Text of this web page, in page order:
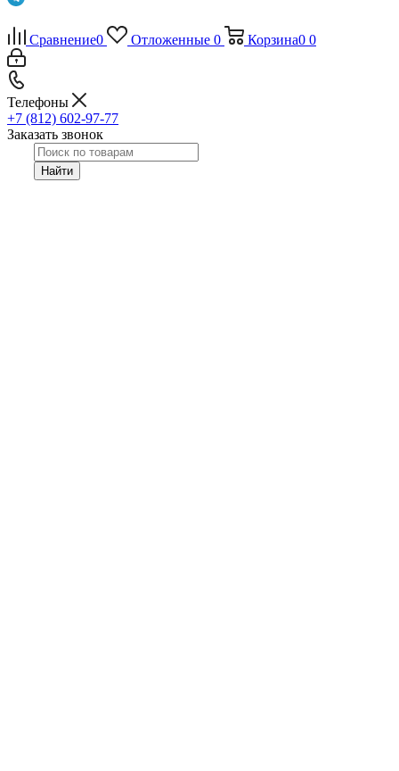
Сравнение0 Отложенные 0 Корзина0 0
Телефоны
+7 (812) 602-97-77
Заказать звонок
Найти